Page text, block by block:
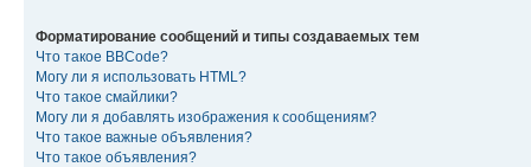
Форматирование сообщений и типы создаваемых тем
Что такое BBCode?
Могу ли я использовать HTML?
Что такое смайлики?
Могу ли я добавлять изображения к сообщениям?
Что такое важные объявления?
Что такое объявления?